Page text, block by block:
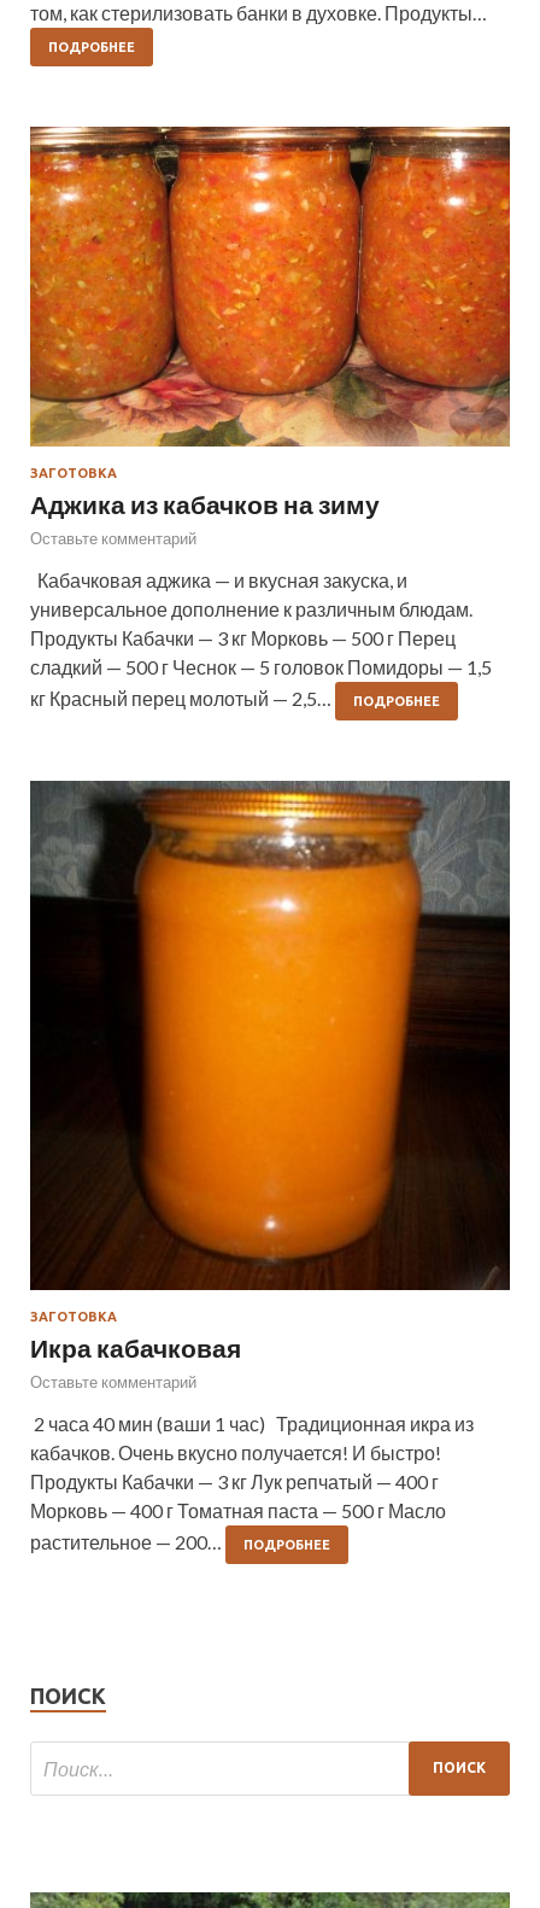
том, как стерилизовать банки в духовке. Продукты…
ПОДРОБНЕЕ
ЗАГОТОВКА
Аджика из кабачков на зиму
Оставьте комментарий
Кабачковая аджика — и вкусная закуска, и
универсальное дополнение к различным блюдам.
Продукты Кабачки — 3 кг Морковь — 500 г Перец
сладкий — 500 г Чеснок — 5 головок Помидоры — 1,5
кг Красный перец молотый — 2,5…
ПОДРОБНЕЕ
ЗАГОТОВКА
Икра кабачковая
Оставьте комментарий
2 часа 40 мин (ваши 1 час) Традиционная икра из
кабачков. Очень вкусно получается! И быстро!
Продукты Кабачки — 3 кг Лук репчатый — 400 г
Морковь — 400 г Томатная паста — 500 г Масло
растительное — 200…
ПОДРОБНЕЕ
ПОИСК